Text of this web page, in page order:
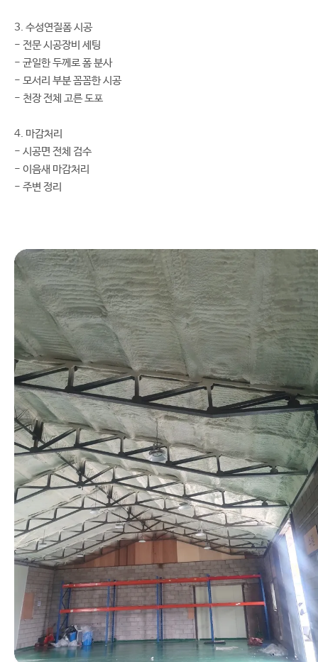
3. 수성연질폼 시공
- 전문 시공장비 세팅
- 균일한 두께로 폼 분사
- 모서리 부분 꼼꼼한 시공
- 천장 전체 고른 도포
4. 마감처리
- 시공면 전체 검수
- 이음새 마감처리
- 주변 정리